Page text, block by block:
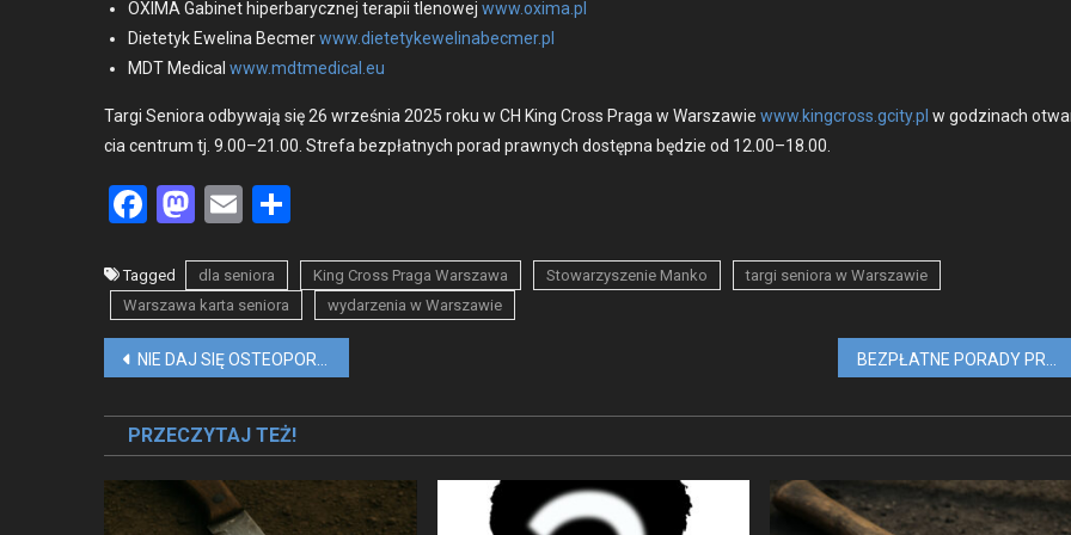
OXIMA Gabi­net hiper­barycznej ter­apii tlenowej www.oxima.pl
Diete­tyk Eweli­na Becmerwww.dietetykewelinabecmer.pl
MDT Med­ical www.mdtmedical.eu
Tar­gi Senio­ra odby­wa­ją się 26 wrześ­nia 2025 roku w CH King Cross Pra­ga w Warsza­w­ie www.kingcross.gcity.pl w godz­i­nach
cia cen­trum tj. 9.00–21.00. Stre­fa bezpłat­nych porad prawnych dostęp­na będzie od 12.00–18.00.
Facebook
Mastodon
Email
Tagged dla seniora King Cross Praga Warszawa Stowarzyszenie Manko
targi seniora w Warszawie
Warszawa karta seniora
wydarzenia w Warszawie
Nawigacja
wpisu
NIE DAJ SIĘ OSTEOPOROZIE, PRZYJDŹ NA BEZPŁATNE BADANIA
PRZECZYTAJ TEŻ!